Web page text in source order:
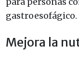
gastroesofágico.
Mejora la